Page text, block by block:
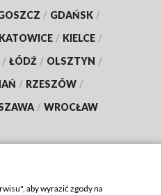
/ GDAŃSK /
KATOWICE / KIELCE /
/ ŁÓDŹ / OLSZTYN /
/ RZESZÓW /
/ WROCŁAW
aby wyrazić zgody na